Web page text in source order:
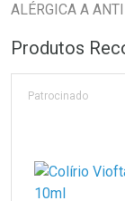
ALÉRGICA A
Produtos
Patrocinado